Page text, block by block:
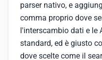
parser nativo, e
comma proprio dove
l'interscambio dati e le
standard, ed è giusto
dove scelte come il